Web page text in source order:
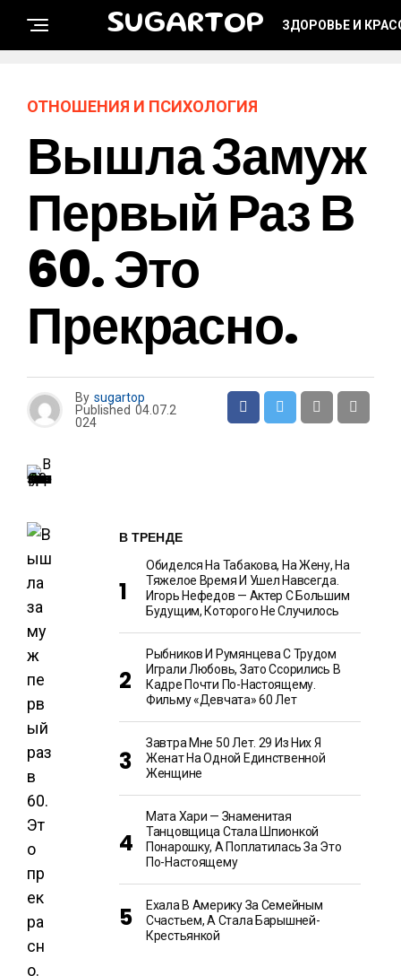
SUGARTOP ЗДОРОВЬЕ И
ОТНОШЕНИЯ И ПСИХОЛОГИЯ
Вышла Замуж
Первый Раз В
60. Это
Прекрасно.
By sugartop
Published 04.07.2
024
В ТРЕНДЕ
Обиделся На Табакова, На Жену, На
Тяжелое Время И Ушел Навсегда.
Игорь Нефедов — Актер С Большим
Будущим, Которого Не Случилось
Рыбников И Румянцева С Трудом
Играли Любовь, Зато Ссорились В
Кадре Почти По-Настоящему.
Фильму «Девчата» 60 Лет
Завтра Мне 50 Лет. 29 Из Них Я
Женат На Одной Единственной
Женщине
Мата Хари — Знаменитая
Танцовщица Стала Шпионкой
Понарошку, А Поплатилась За Это
По-Настоящему
Ехала В Америку За Семейным
Счастьем, А Стала Барышней-
Крестьянкой